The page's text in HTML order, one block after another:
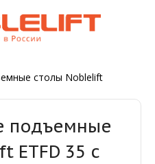
столы Noblelift
подъемные
ETFD 35 с